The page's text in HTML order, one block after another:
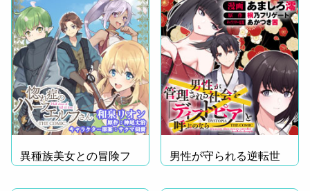
異種族美女との冒険フ
ァンタジー！
男性が守られる逆転世
界に転生！